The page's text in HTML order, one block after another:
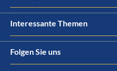
Interessante Themen
Folgen Sie uns